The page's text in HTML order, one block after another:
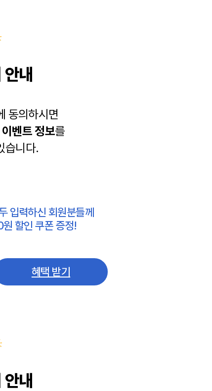
내
동의하시면
이벤트 정보를
습니다.
입력하신 회원분들께
할인 쿠폰 증정!
혜택 받기
내